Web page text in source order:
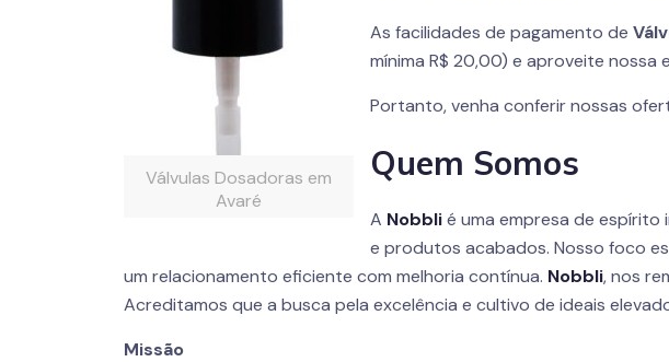
Válvulas Dosadoras em
Avaré
As facilidades de pagamento de
mínima R$ 20,00) e aproveite nossa
Portanto, venha conferir nossas
Quem Somos
A Nobblié uma empresa de espírito
e produtos acabados. Nosso foco
um relacionamento eficiente com melhoria contínua. Nobbli, nos
Acreditamos que a busca pela excelência e cultivo de ideais
Missão